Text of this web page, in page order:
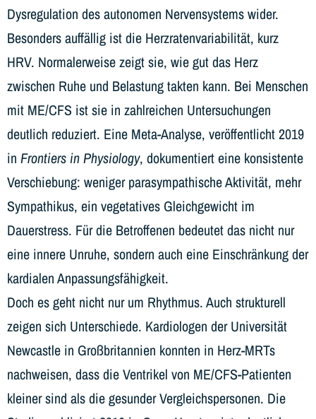
Dysregulation des autonomen Nervensystems wider.
Besonders auffällig ist die Herzratenvariabilität, kurz
HRV. Normalerweise zeigt sie, wie gut das Herz
zwischen Ruhe und Belastung takten kann. Bei Menschen
mit ME/CFS ist sie in zahlreichen Untersuchungen
deutlich reduziert. Eine Meta-Analyse, veröffentlicht 2019
in Frontiers in Physiology, dokumentiert eine konsistente
Verschiebung: weniger parasympathische Aktivität, mehr
Sympathikus, ein vegetatives Gleichgewicht im
Dauerstress. Für die Betroffenen bedeutet das nicht nur
eine innere Unruhe, sondern auch eine Einschränkung der
kardialen Anpassungsfähigkeit.
Doch es geht nicht nur um Rhythmus. Auch strukturell
zeigen sich Unterschiede. Kardiologen der Universität
Newcastle in Großbritannien konnten in Herz-MRTs
nachweisen, dass die Ventrikel von ME/CFS-Patienten
kleiner sind als die gesunder Vergleichspersonen. Die